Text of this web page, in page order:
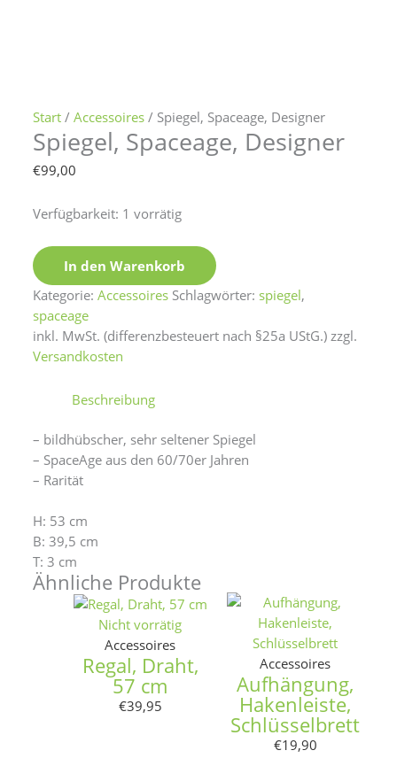
Start /Accessoires / Spiegel, Spaceage, Designer
Spiegel, Spaceage, Designer
€99,00
Verfügbarkeit: 1 vorrätig
In den Warenkorb
Kategorie:Accessoires Schlagwörter:spiegel,
spaceage
inkl. MwSt. (differenzbesteuert nach §25a UStG.) zzgl.
Versandkosten
Beschreibung
– bildhübscher, sehr seltener Spiegel
– SpaceAge aus den 60/70er Jahren
– Rarität
H: 53 cm
B: 39,5 cm
T: 3 cm
Ähnliche Produkte
Nicht vorrätig
Accessoires
Regal, Draht,
57 cm
€39,95
Accessoires
Aufhängung,
Hakenleiste,
Schlüsselbrett
€19,90